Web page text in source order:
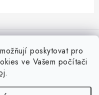
poskytovat pro
ve Vašem počítači
.